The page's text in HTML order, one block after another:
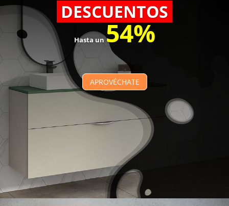
DESCUENTOS
Hasta un54%
APROVÉCHATE